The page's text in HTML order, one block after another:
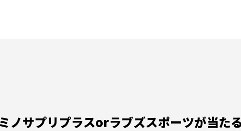
ノサプリプラスorラブズスポーツが当た